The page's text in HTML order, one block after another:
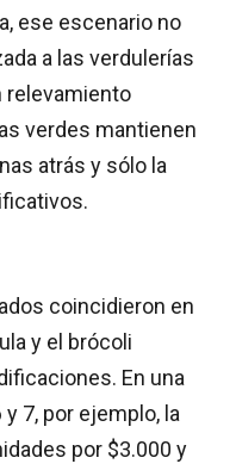
ese escenario no
a las verdulerías
relevamiento
verdes mantienen
atrás y sólo la
coincidieron en
y el brócoli
En una
7, por ejemplo, la
por $3.000 y